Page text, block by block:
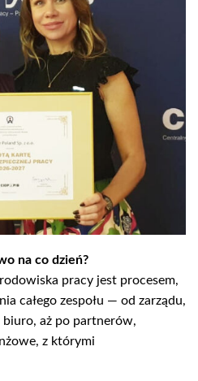
na co dzień?
pracy jest procesem,
całego zespołu — od zarządu,
aż po partnerów,
z którymi